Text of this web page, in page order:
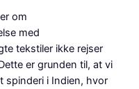
om
med
tekstiler ikke rejser
er grunden til, at vi
spinderi i Indien, hvor